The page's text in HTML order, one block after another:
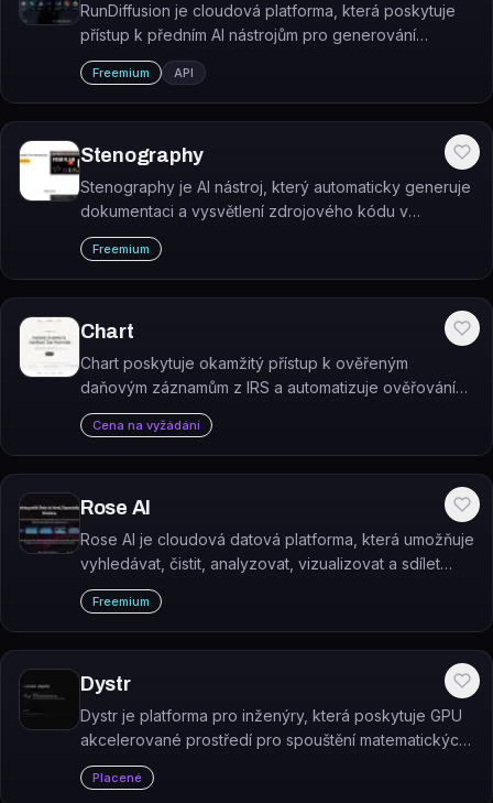
RunDiffusion je cloudová platforma, která poskytuje
přístup k předním AI nástrojům pro generování
obrázků a videí pod jednou licencí.
Freemium API
Stenography
Stenography je AI nástroj, který automaticky generuje
dokumentaci a vysvětlení zdrojového kódu v
přirozeném jazyce.
Freemium
Chart
Chart poskytuje okamžitý přístup k ověřeným
daňovým záznamům z IRS a automatizuje ověřování
příjmů pro fintechové společnosti.
Cena na vyžádání
Rose AI
Rose AI je cloudová datová platforma, která umožňuje
vyhledávat, čistit, analyzovat, vizualizovat a sdílet
komplexní datové sady pomocí přirozeného jazyka.
Freemium
Dystr
Dystr je platforma pro inženýry, která poskytuje GPU
akcelerované prostředí pro spouštění matematických
výpočtů v prohlížeči, na desktopu nebo jako CLI.
Placené